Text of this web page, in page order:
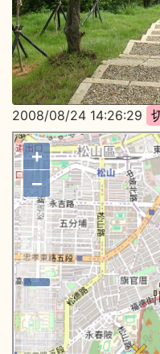
2008/08/24 14:26:29
+
−